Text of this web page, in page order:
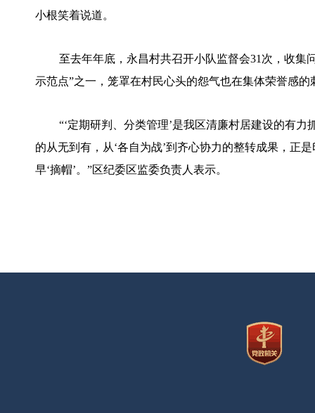
小根笑着说道。
至去年年底，永昌村共召开小队监督会31次，收集
示范点”之一，笼罩在村民心头的怨气也在集体荣誉感
“‘定期研判、分类管理’是我区清廉村居建设的有
的从无到有，从‘各自为战’到齐心协力的整转成果，正
早‘摘帽’。”区纪委区监委负责人表示。